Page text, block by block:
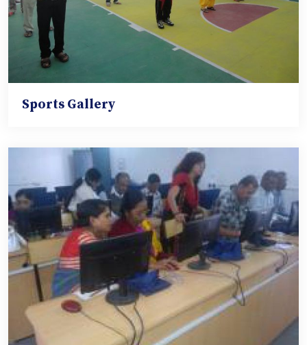
Sports Gallery